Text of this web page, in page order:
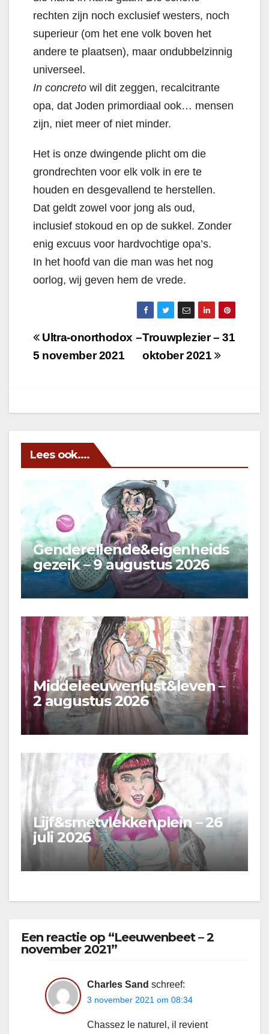
rechten zijn noch exclusief westers, noch
superieur (om het ene volk boven het
andere te plaatsen), maar ondubbelzinnig
universeel.
In concreto wil dit zeggen, recalcitrante
opa, dat Joden primordiaal ook… mensen
zijn, niet meer of niet minder.
Het is onze dwingende plicht om die
grondrechten voor elk volk in ere te
houden en desgevallend te herstellen.
Dat geldt zowel voor jong als oud,
inclusief stokoud en op de sukkel. Zonder
enig excuus voor hardvochtige opa’s.
In het hoofd van die man was het nog
oorlog, wij geven hem de vrede.
BerichtnavigatieTrouwplezier – 31
oktober 2021
Ultra-onorthodox –
5 november 2021
Lees ook....
Genderellende&eigenheids
gezeik – 9 augustus 2026
Middeleeuwenlust&leven –
2 augustus 2026
Lijf&smetvlekkenplein – 26
juli 2026
Een reactie op “Leeuwenbeet – 2
november 2021”
Charles Sand schreef:
3 november 2021 om 08:34
Chassez le naturel, il revient